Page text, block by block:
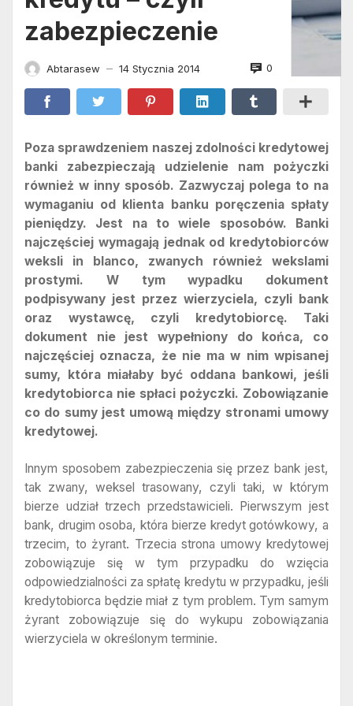
zabezpieczenie
Abtarasew — 14 Stycznia 2014 0
Poza sprawdzeniem naszej zdolności kredytowej
banki zabezpieczają udzielenie nam pożyczki
również w inny sposób. Zazwyczaj polega to na
wymaganiu od klienta banku poręczenia spłaty
pieniędzy. Jest na to wiele sposobów. Banki
najczęściej wymagają jednak od kredytobiorców
weksli in blanco, zwanych również wekslami
prostymi. W tym wypadku dokument
podpisywany jest przez wierzyciela, czyli bank
oraz wystawcę, czyli kredytobiorcę. Taki
dokument nie jest wypełniony do końca, co
najczęściej oznacza, że nie ma w nim wpisanej
sumy, która miałaby być oddana bankowi, jeśli
kredytobiorca nie spłaci pożyczki. Zobowiązanie
co do sumy jest umową między stronami umowy
kredytowej.
Innym sposobem zabezpieczenia się przez bank jest,
tak zwany, weksel trasowany, czyli taki, w którym
bierze udział trzech przedstawicieli. Pierwszym jest
bank, drugim osoba, która bierze kredyt gotówkowy, a
trzecim, to żyrant. Trzecia strona umowy kredytowej
zobowiązuje się w tym przypadku do wzięcia
odpowiedzialności za spłatę kredytu w przypadku, jeśli
kredytobiorca będzie miał z tym problem. Tym samym
żyrant zobowiązuje się do wykupu zobowiązania
wierzyciela w określonym terminie.